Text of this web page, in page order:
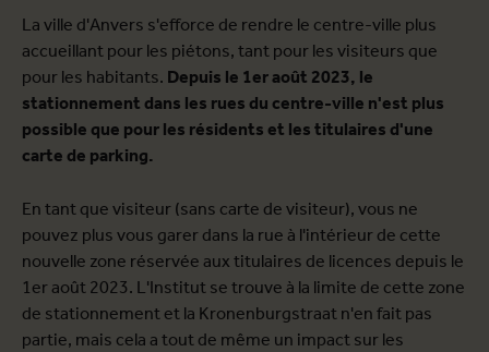
La ville d'Anvers s'efforce de rendre le centre-ville plus
accueillant pour les piétons, tant pour les visiteurs que
pour les habitants. Depuis le 1er août 2023, le
stationnement dans les rues du centre-ville n'est plus
possible que pour les résidents et les titulaires d'une
carte de parking.
En tant que visiteur (sans carte de visiteur), vous ne
pouvez plus vous garer dans la rue à l'intérieur de cette
nouvelle zone réservée aux titulaires de licences depuis le
1er août 2023. L'Institut se trouve à la limite de cette zone
de stationnement et la Kronenburgstraat n'en fait pas
partie, mais cela a tout de même un impact sur les